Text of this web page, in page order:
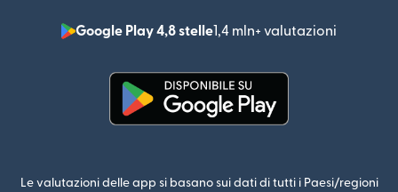
Google Play 4,8 stelle1,4 mln+ valutazioni
Le valutazioni delle app si basano sui dati di tutti i Paesi/regioni